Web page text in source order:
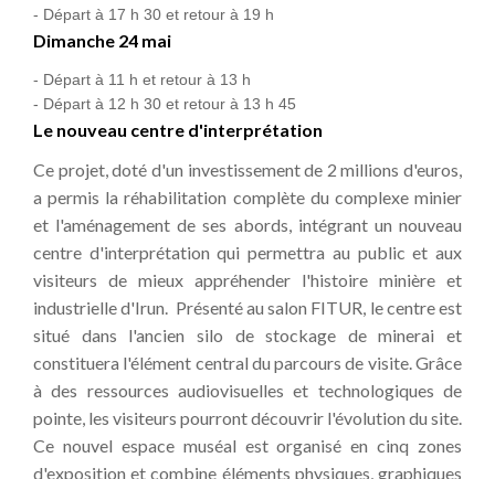
- Départ à 17 h 30 et retour à 19 h
Dimanche 24 mai
- Départ à 11 h et retour à 13 h
- Départ à 12 h 30 et retour à 13 h 45
Le nouveau centre d'interprétation
Ce projet, doté d'un investissement de 2 millions d'euros,
a permis la réhabilitation complète du complexe minier
et l'aménagement de ses abords, intégrant un nouveau
centre d'interprétation qui permettra au public et aux
visiteurs de mieux appréhender l'histoire minière et
industrielle d'Irun. Présenté au salon FITUR, le centre est
situé dans l'ancien silo de stockage de minerai et
constituera l'élément central du parcours de visite. Grâce
à des ressources audiovisuelles et technologiques de
pointe, les visiteurs pourront découvrir l'évolution du site.
Ce nouvel espace muséal est organisé en cinq zones
d'exposition et combine éléments physiques, graphiques